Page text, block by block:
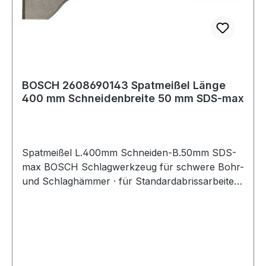
BOSCH 2608690143 Spatmeißel Länge
400 mm Schneidenbreite 50 mm SDS-max
Spatmeißel L.400mm Schneiden-B.50mm SDS-
max BOSCH Schlagwerkzeug für schwere Bohr-
und Schlaghämmer · für Standardabrissarbeiten